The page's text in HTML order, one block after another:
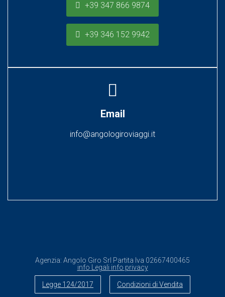
+39 347 866 9874
+39 346 152 9942
Email
info@angologiroviaggi.it
Agenzia: Angolo Giro Srl Partita Iva 02667400465
info Legali info privacy
Legge 124/2017 Condizioni di Vendita